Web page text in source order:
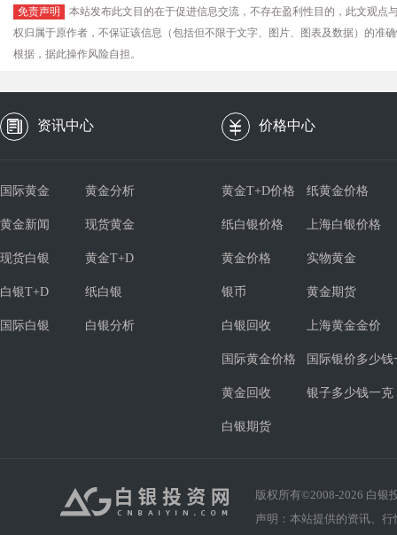
免责声明
本站发布此文目的在于促进信息交流，不存在盈利性目的，此文观
权归属于原作者，不保证该信息（包括但不限于文字、图片、图表及数据）的准
根据，据此操作风险自担。
资讯中心 价格中心
国际黄金 黄金分析
黄金新闻 现货黄金
现货白银 黄金T+D
白银T+D 纸白银
国际白银 白银分析
黄金T+D价格 纸黄金价格
纸白银价格 上海白银价格
黄金价格 实物黄金
银币 黄金期货
白银回收 上海黄金金价
国际黄金价格 国际银价多少钱
黄金回收 银子多少钱一克
白银期货
版权所有©2008-2026 白银
声明：本站提供的资讯、